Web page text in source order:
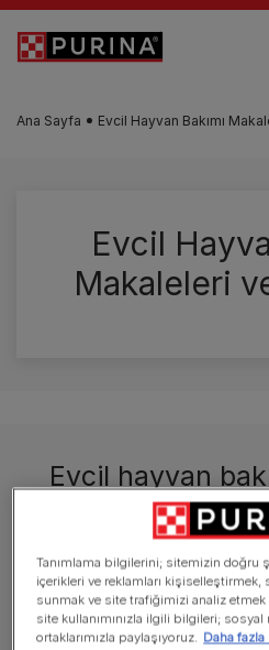
Skip to main content
Ana Sayfa Evcil Hayvan Bakımı
Evcil
Makaleleri
Evcil hayvan
Tanımlama bilgilerini; sitemizin doğru
içerikleri ve reklamları kişiselleştirmek,
sunmak ve site trafiğimizi analiz etmek
site kullanımınızla ilgili bilgileri; sosyal
ortaklarımızla paylaşıyoruz. Daha